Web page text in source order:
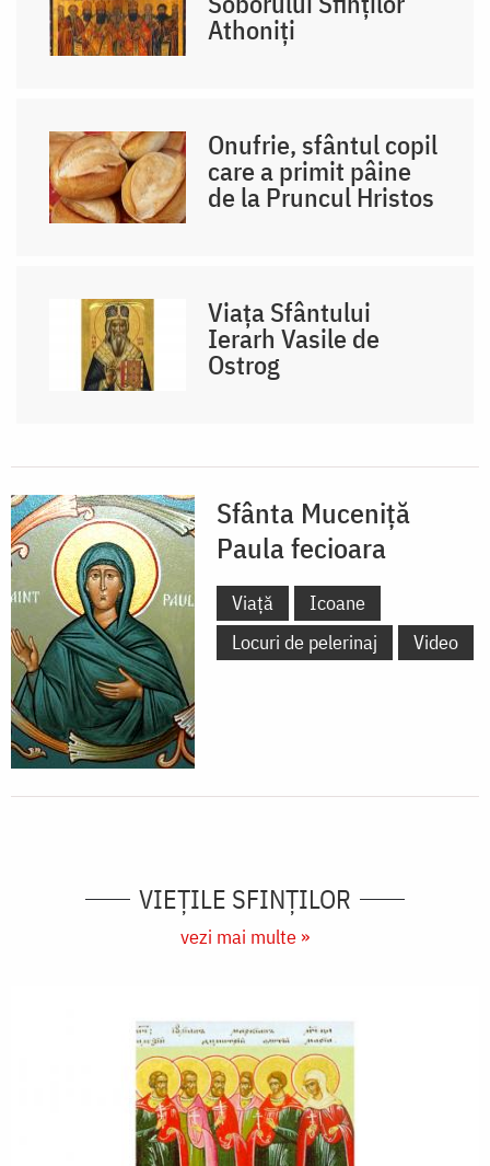
Athoniți
Onufrie, sfântul copil
care a primit pâine
de la Pruncul Hristos
Viața Sfântului
Ierarh Vasile de
Ostrog
Sfânta Muceniță
Paula fecioara
Viață
Icoane
Locuri de pelerinaj
Video
VIEŢILE SFINŢILOR
vezi mai multe »